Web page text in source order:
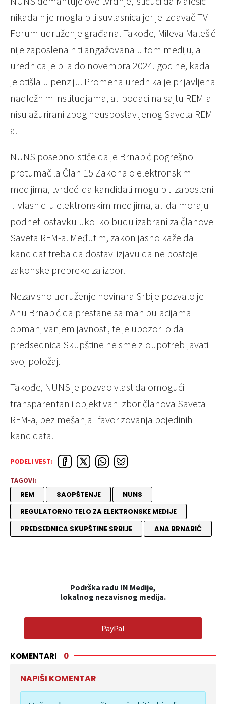
nikada nije mogla biti suvlasnica jer je izdavač TV
Forum udruženje građana. Takođe, Mileva Malešić
nije zaposlena niti angažovana u tom mediju, a
urednica je bila do novembra 2024. godine, kada
je otišla u penziju. Promena urednika je prijavljena
nadležnim institucijama, ali podaci na sajtu REM-a
nisu ažurirani zbog neuspostavljenog Saveta REM-
a.
NUNS posebno ističe da je Brnabić pogrešno
protumačila Član 15 Zakona o elektronskim
medijima, tvrdeći da kandidati mogu biti zaposleni
ili vlasnici u elektronskim medijima, ali da moraju
podneti ostavku ukoliko budu izabrani za članove
Saveta REM-a. Međutim, zakon jasno kaže da
kandidat treba da dostavi izjavu da ne postoje
zakonske prepreke za izbor.
Nezavisno udruženje novinara Srbije pozvalo je
Anu Brnabić da prestane sa manipulacijama i
obmanjivanjem javnosti, te je upozorilo da
predsednica Skupštine ne sme zloupotrebljavati
svoj položaj.
Takođe, NUNS je pozvao vlast da omogući
transparentan i objektivan izbor članova Saveta
REM-a, bez mešanja i favorizovanja pojedinih
kandidata.
PODELI VEST:
TAGOVI:
REM SAOPŠTENJE
NUNS
REGULATORNO TELO ZA ELEKTRONSKE MEDIJE
PREDSEDNICA SKUPŠTINE SRBIJE
ANA BRNABIĆ
Podrška radu IN Medije,
lokalnog nezavisnog medija.
PayPal
KOMENTARI 0
NAPIŠI KOMENTAR